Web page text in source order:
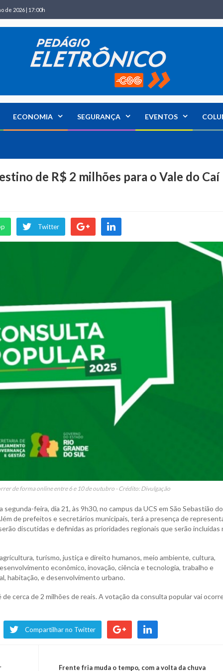
de 2026 | 17:00h
ECONOMIA SEGURANÇA EVENTOS
de R$ 2 milhões para o Vale do Caí
Twitter
de forma online entre 6 e 10 de outubro - Crédito: Divulgação
feira, dia 21, às 9h30, no campus da UCS em São Sebastião
de prefeitos e secretários municipais, terá a presença de
discutidas e definidas as prioridades regionais que serão incluídas
turismo, justiça e direito humanos, meio ambiente, cultura,
econômico, inovação, ciência e tecnologia, trabalho e
habitação, e desenvolvimento urbano.
cerca de 2 milhões de reais. A votação da consulta popular vai
Compartilhar no Twitter
Frente fria muda o tempo, com a volta da chuva